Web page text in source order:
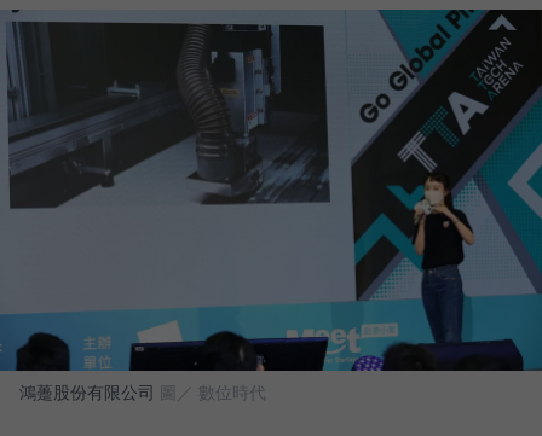
鴻躉股份有限公司 圖／ 數位時代